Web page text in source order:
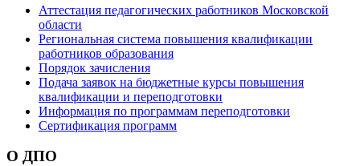
Аттестация педагогических работников Московской
области
Региональная система повышения квалификации
работников образования
Порядок зачисления
Подача заявок на бюджетные курсы повышения
квалификации и переподготовки
Информация по программам переподготовки
Сертификация программ
О ДПО